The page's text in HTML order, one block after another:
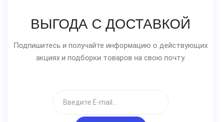
ВЫГОДА С ДОСТАВКОЙ
Подпишитесь и получайте информацию о действующих
акциях и подборки товаров на свою почту.